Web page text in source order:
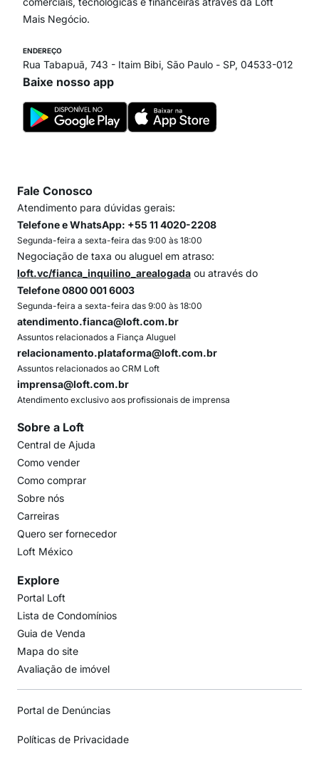
Mais Negócio.
ENDEREÇO
Rua Tabapuã, 743 - Itaim Bibi, São Paulo - SP, 04533-012
Baixe nosso app
Fale Conosco
Atendimento para dúvidas gerais:
Telefone e WhatsApp: +55 11 4020-2208
Segunda-feira a sexta-feira das 9:00 às 18:00
Negociação de taxa ou aluguel em atraso:
loft.vc/fianca_inquilino_arealogada ou através do
Telefone 0800 001 6003
Segunda-feira a sexta-feira das 9:00 às 18:00
atendimento.fianca@loft.com.br
Assuntos relacionados a Fiança Aluguel
relacionamento.plataforma@loft.com.br
Assuntos relacionados ao CRM Loft
imprensa@loft.com.br
Atendimento exclusivo aos profissionais de imprensa
Sobre a Loft
Central de Ajuda
Como vender
Como comprar
Sobre nós
Carreiras
Quero ser fornecedor
Loft México
Explore
Portal Loft
Lista de Condomínios
Guia de Venda
Mapa do site
Avaliação de imóvel
Portal de Denúncias
Políticas de Privacidade